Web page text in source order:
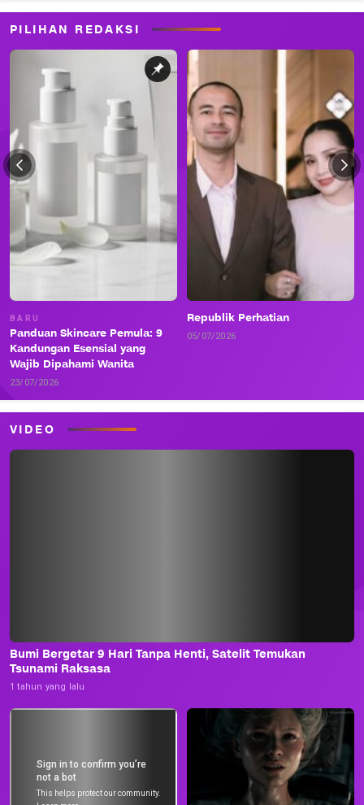
PILIHAN REDAKSI
BARU
Panduan Skincare Pemula: 9
Kandungan Esensial yang
Wajib Dipahami Wanita
23/07/2026
Republik Perhatian
05/07/2026
VIDEO
Bumi Bergetar 9 Hari Tanpa Henti, Satelit Temukan
Tsunami Raksasa
1 tahun yang lalu